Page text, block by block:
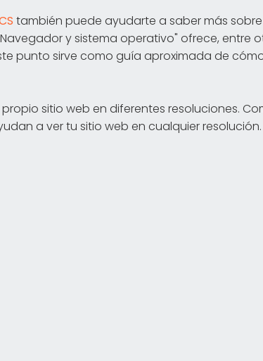
también puede ayudarte a saber más sobre
y sistema operativo" ofrece, entre
punto sirve como guía aproximada de
sitio web en diferentes resoluciones.
a ver tu sitio web en cualquier resolución.